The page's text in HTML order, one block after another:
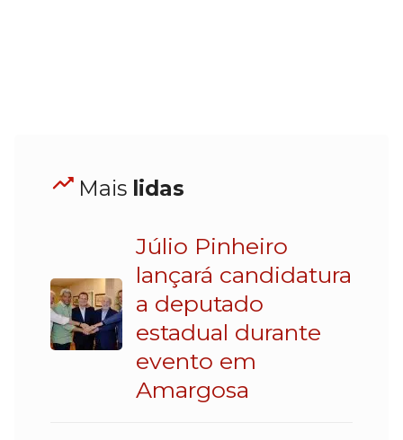
Mais lidas
Júlio Pinheiro
lançará candidatura
a deputado
estadual durante
evento em
Amargosa